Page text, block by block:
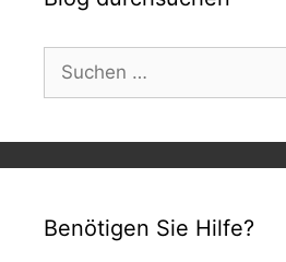
Suchen
nach:
Benötigen Sie Hilfe?